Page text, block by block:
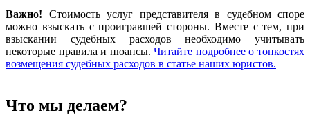
Важно! Стоимость услуг представителя в судебном споре
можно взыскать с проигравшей стороны. Вместе с тем, при
взыскании судебных расходов необходимо учитывать
некоторые правила и нюансы.Читайте подробнее о тонкостях
возмещения судебных расходов в статье наших юристов.
Что мы делаем?